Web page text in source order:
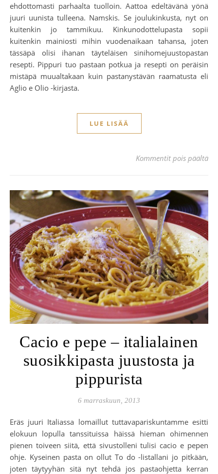
ehdottomasti parhaalta tuolloin. Aattoa edeltävänä yönä
juuri uunista tulleena. Namskis. Se joulukinkusta, nyt on
kuitenkin jo tammikuu. Kinkunodottelupasta sopii
kuitenkin mainiosti mihin vuodenaikaan tahansa, joten
tässäpä olisi ihanan täyteläisen sinihomejuustopastan
resepti. Pippuri tuo pastaan potkua ja resepti on peräisin
mistäpä muualtakaan kuin pastanystävän raamatusta eli
Aglio e Olio -kirjasta.
LUE LISÄÄ
Kommentit pois päältä
Cacio e pepe – italialainen
suosikkipasta juustosta ja
pippurista
6 marraskuun, 2013
Eräs juuri Italiassa lomaillut tuttavapariskuntamme esitti
elokuun lopulla tanssituissa häissä hieman ohimennen
pienen toiveen siitä, että sivustolleni tulisi cacio e pepen
ohje. Kyseinen pasta on ollut To do -listallani jo pitkään,
joten täytyyhän sitä nyt tehdä jos pastaohjetta kerran